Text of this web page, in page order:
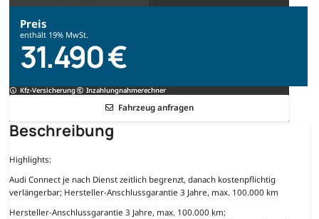
Preis
enthält 19% MwSt.
31.490 €
Kfz-Versicherung Inzahlungnahmerechner
Fahrzeug anfragen
Beschreibung
Highlights:
Audi Connect je nach Dienst zeitlich begrenzt, danach kostenpflichtig
verlängerbar; Hersteller-Anschlussgarantie 3 Jahre, max. 100.000 km
Hersteller-Anschlussgarantie 3 Jahre, max. 100.000 km;